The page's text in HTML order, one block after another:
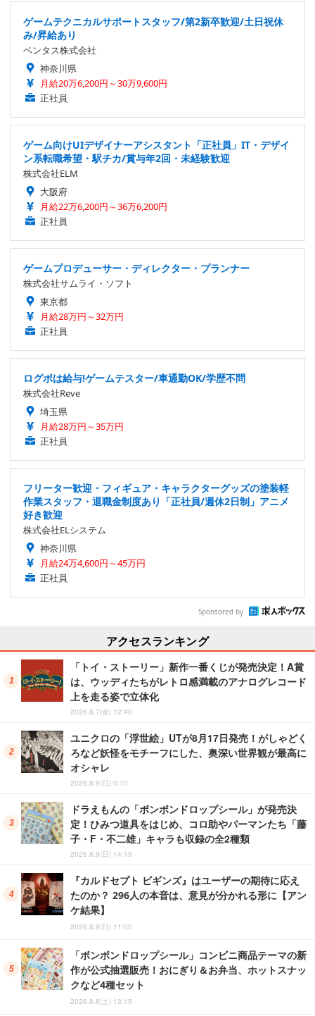
ゲームテクニカルサポートスタッフ/第2新卒歓迎/土日祝休
み/昇給あり
ベンタス株式会社
神奈川県
月給20万6,200円～30万9,600円
正社員
ゲーム向けUIデザイナーアシスタント「正社員」IT・デザイ
ン系転職希望・駅チカ/賞与年2回・未経験歓迎
株式会社ELM
大阪府
月給22万6,200円～36万6,200円
正社員
ゲームプロデューサー・ディレクター・プランナー
株式会社サムライ・ソフト
東京都
月給28万円～32万円
正社員
ログボは給与!ゲームテスター/車通勤OK/学歴不問
株式会社Reve
埼玉県
月給28万円～35万円
正社員
フリーター歓迎・フィギュア・キャラクターグッズの塗装軽
作業スタッフ・退職金制度あり「正社員/週休2日制」アニメ
好き歓迎
株式会社ELシステム
神奈川県
月給24万4,600円～45万円
正社員
Sponsored by
アクセスランキング
「トイ・ストーリー」新作一番くじが発売決定！A賞
は、ウッディたちがレトロ感満載のアナログレコード
上を走る姿で立体化
2026.8.7(金) 12:40
ユニクロの「浮世絵」UTが8月17日発売！がしゃどく
ろなど妖怪をモチーフにした、奥深い世界観が最高に
オシャレ
2026.8.9(日) 0:10
ドラえもんの「ボンボンドロップシール」が発売決
定！ひみつ道具をはじめ、コロ助やパーマンたち「藤
子・F・不二雄」キャラも収録の全2種類
2026.8.9(日) 14:15
『カルドセプト ビギンズ』はユーザーの期待に応え
たのか？ 296人の本音は、意見が分かれる形に【アン
ケ結果】
2026.8.9(日) 11:00
「ボンボンドロップシール」コンビニ商品テーマの新
作が公式抽選販売！おにぎり＆お弁当、ホットスナッ
クなど4種セット
2026.8.8(土) 13:15